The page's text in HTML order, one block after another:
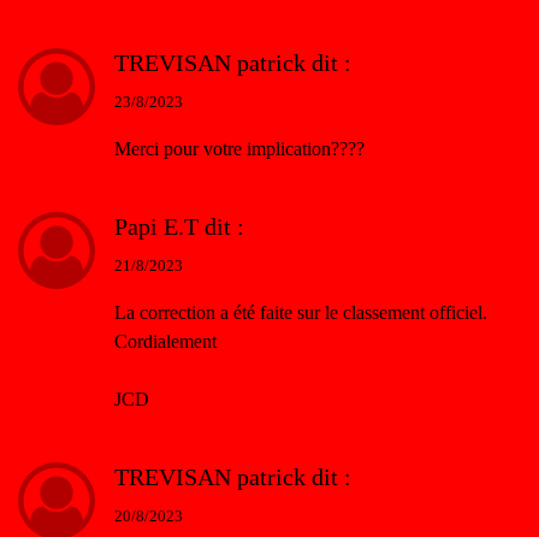
TREVISAN patrick dit :
23/8/2023
Merci pour votre implication????
Papi E.T dit :
21/8/2023
La correction a été faite sur le classement officiel.
Cordialement
JCD
TREVISAN patrick dit :
20/8/2023